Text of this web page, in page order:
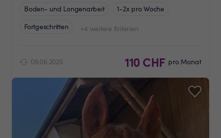
Boden- und Longenarbeit
1-2x pro Woche
Fortgeschritten
+4 weitere Kriterien
09.06.2026 110 CHF pro Monat